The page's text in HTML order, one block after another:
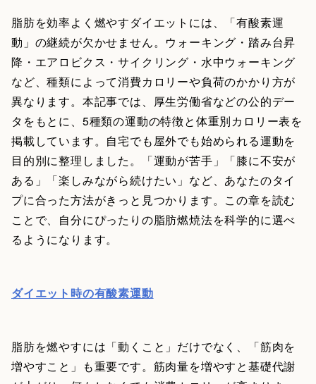
脂肪を効率よく燃やすダイエットには、「有酸素運
動」の継続が欠かせません。ウォーキング・踏み台昇
降・エアロビクス・サイクリング・水中ウォーキング
など、種類によって消費カロリーや負荷のかかり方が
異なります。本記事では、厚生労働省などの公的デー
タをもとに、5種類の運動の特徴と体重別カロリー表を
掲載しています。自宅でも屋外でも始められる運動を
目的別に整理しました。「運動が苦手」「膝に不安が
ある」「楽しみながら続けたい」など、あなたのタイ
プに合った方法がきっと見つかります。この章を読む
ことで、自分にぴったりの脂肪燃焼法を科学的に選べ
るようになります。
ダイエット時の有酸素運動
脂肪を燃やすには「動くこと」だけでなく、「筋肉を
増やすこと」も重要です。筋肉量を増やすと基礎代謝